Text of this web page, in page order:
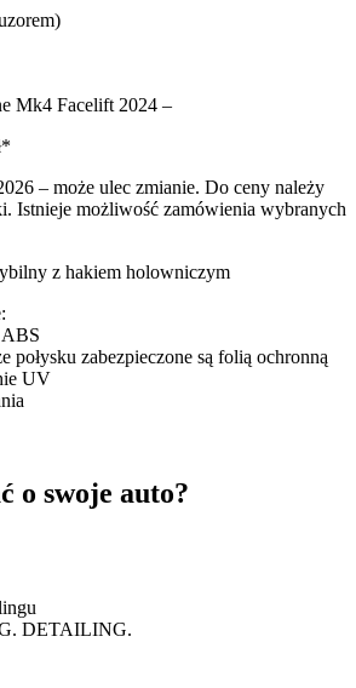
Mk4 Facelift 2024 –
– może ulec zmianie. Do ceny należy
Istnieje możliwość zamówienia wybranych
z hakiem holowniczym
połysku zabezpieczone są folią ochronną
UV
o swoje auto?
DETAILING.